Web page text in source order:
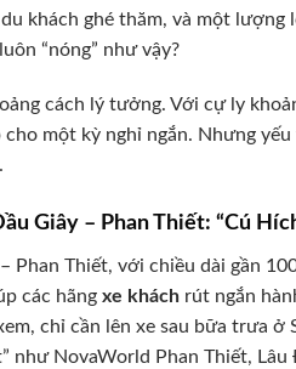
khách ghé thăm, và một
“nóng” như vậy?
cách lý tưởng. Với cự ly
một kỳ nghỉ ngắn. Nhưng
.
Giây – Phan Thiết: “Cú
Phan Thiết, với chiều dài gần
các hãng xe khách rút ngắn
chỉ cần lên xe sau bữa trưa
như NovaWorld Phan Thiết,